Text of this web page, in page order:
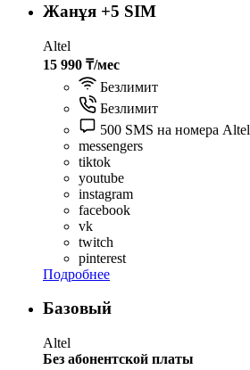
Жанұя +5 SIM
Altel
15 990 ₸/мес
Безлимит
Безлимит
500 SMS на номера Altel
messengers
tiktok
youtube
instagram
facebook
vk
twitch
pinterest
Подробнее
Базовый
Altel
Без абонентской платы